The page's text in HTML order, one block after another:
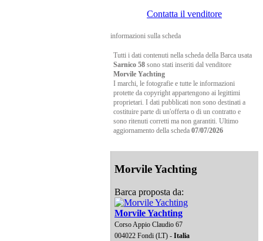
Contatta il venditore
informazioni sulla scheda
Tutti i dati contenuti nella scheda della Barca usata
Sarnico 58 sono stati inseriti dal venditore
Morvile Yachting
I marchi, le fotografie e tutte le informazioni
protette da copyright appartengono ai legittimi
proprietari. I dati pubblicati non sono destinati a
costituire parte di un'offerta o di un contratto e
sono ritenuti corretti ma non garantiti. Ultimo
aggiornamento della scheda 07/07/2026
Morvile Yachting
Barca proposta da:
Morvile Yachting
Corso Appio Claudio 67
004022 Fondi (LT) - Italia